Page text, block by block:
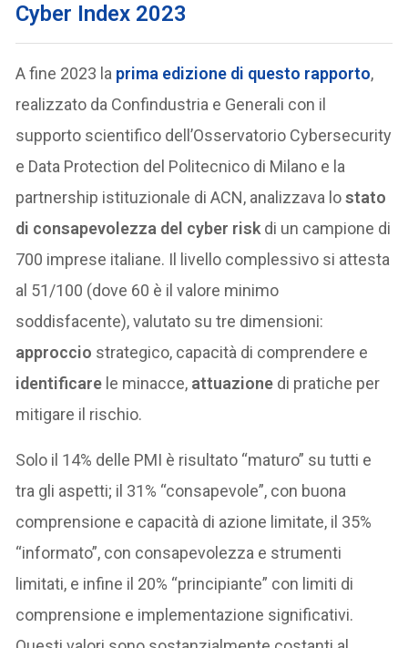
Cyber Index 2023
A fine 2023 la prima edizione di questo rapporto,
realizzato da Confindustria e Generali con il
supporto scientifico dell’Osservatorio Cybersecurity
e Data Protection del Politecnico di Milano e la
partnership istituzionale di ACN, analizzava lostato
di consapevolezza del cyber riskdi un campione di
700 imprese italiane. Il livello complessivo si attesta
al 51/100 (dove 60 è il valore minimo
soddisfacente), valutato su tre dimensioni:
approccio strategico, capacità di comprendere e
identificare le minacce, attuazione di pratiche per
mitigare il rischio.
Solo il 14% delle PMI è risultato “maturo” su tutti e
tra gli aspetti; il 31% “consapevole”, con buona
comprensione e capacità di azione limitate, il 35%
“informato”, con consapevolezza e strumenti
limitati, e infine il 20% “principiante” con limiti di
comprensione e implementazione significativi.